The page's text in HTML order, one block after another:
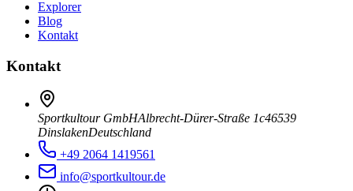
Explorer
Blog
Kontakt
Kontakt
Sportkultour GmbHAlbrecht-Dürer-Straße 1c46539
DinslakenDeutschland
+49 2064 1419561
info@sportkultour.de